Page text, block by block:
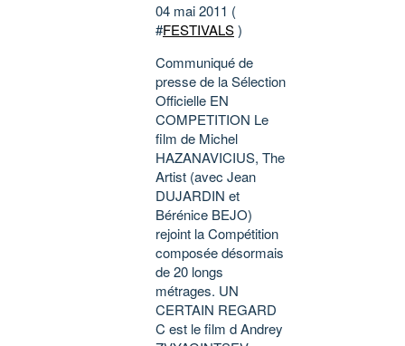
04 mai 2011 (
#FESTIVALS)
Communiqué de
presse de la Sélection
Officielle EN
COMPETITION Le
film de Michel
HAZANAVICIUS, The
Artist (avec Jean
DUJARDIN et
Bérénice BEJO)
rejoint la Compétition
composée désormais
de 20 longs
métrages. UN
CERTAIN REGARD
C est le film d Andrey